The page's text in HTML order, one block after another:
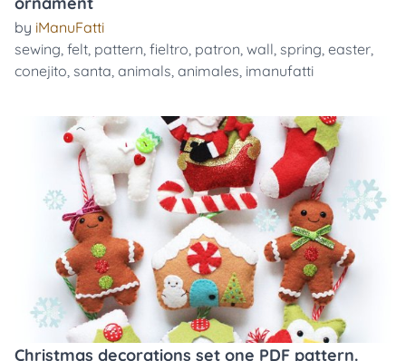
by iManuFatti
sewing, felt, pattern, fieltro, patron, wall, spring, easter,
conejito, santa, animals, animales, imanufatti
Christmas decorations set one PDF pattern.